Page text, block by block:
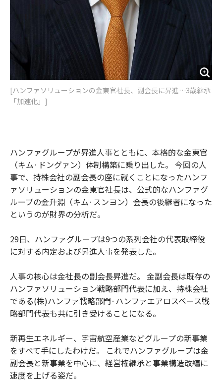
[ハンファソリューションの金東官社長、副会長に昇進…3歳継承
「加速化」]
ハンファグループが昇進人事とともに、本格的な金東官
（キム·ドングァン）体制構築に乗り出した。 今回の人
事で、持株会社の副会長の座に就くことになったハンフ
ァソリューションの金東官社長は、公式的なハンファグ
ループの金升淵（キム·スンヨン）会長の後継者になった
というのが財界の分析だ。
29日、ハンファグループは9つの系列会社の代表取締役
に対する内定および昇進人事を発表した。
人事の核心は金社長の副会長昇進だ。 金副会長は既存の
ハンファソリューション戦略部門代表に加え、持株会社
である(株)ハンファ戦略部門·ハンファエアロスペース戦
略部門代表も共に引き受けることになる。
新再生エネルギー、宇宙航空産業などグループの新事業
をすべて手にしたわけだ。 これでハンファグループは金
副会長と新事業を中心に、経営権継承と事業構造改編に
速度を上げる姿だ。